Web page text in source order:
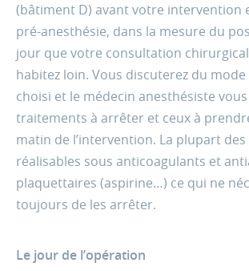
(bâtiment D) avant votre intervention
pré-anesthésie, dans la mesure du
jour que votre consultation
habitez loin. Vous discuterez du mode
choisi et le médecin anesthésiste
traitements à arrêter et ceux à
matin de l’intervention. La plupart
réalisables sous anticoagulants et
plaquettaires (aspirine…) ce qui ne
toujours de les arrêter.
Le jour de l’opération